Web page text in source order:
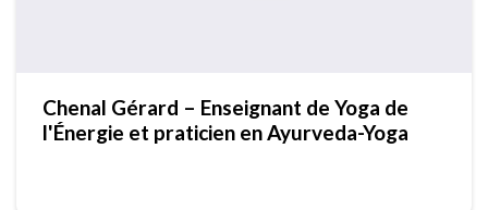
Chenal Gérard – Enseignant de Yoga de
l'Énergie et praticien en Ayurveda-Yoga